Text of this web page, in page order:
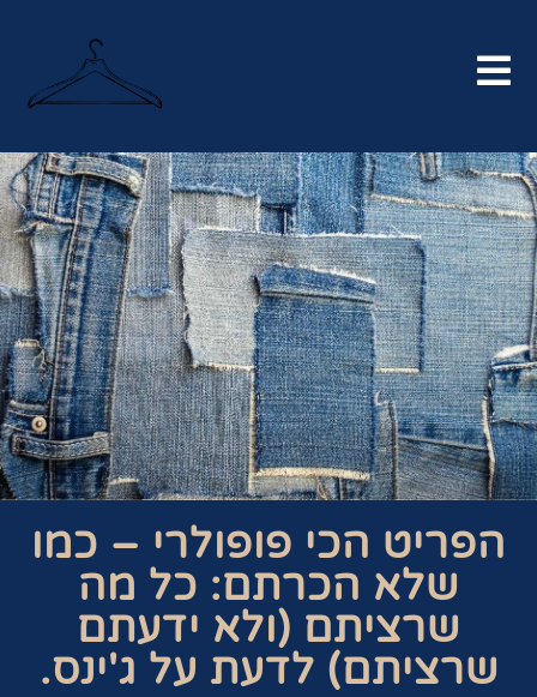
הפריט הכי פופולרי – כמו
שלא הכרתם: כל מה
שרציתם (ולא ידעתם
שרציתם) לדעת על ג'ינס.